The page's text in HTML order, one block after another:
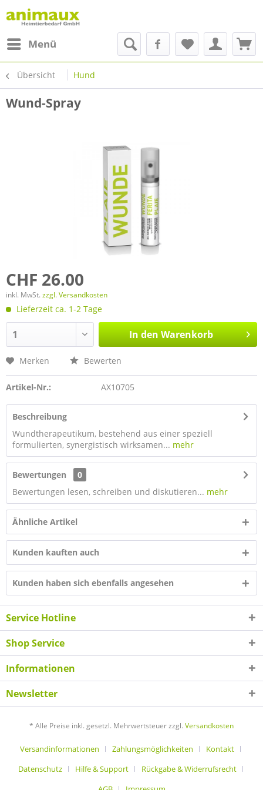
Menü
Übersicht Hund
Wund-Spray
CHF 26.00
inkl. MwSt. zzgl. Versandkosten
Lieferzeit ca. 1-2 Tage
In den Warenkorb
Merken Bewerten
Artikel-Nr.: AX10705
Beschreibung
Wundtherapeutikum, bestehend aus einer speziell
formulierten, synergistisch wirksamen... mehr
Bewertungen
0
Bewertungen lesen, schreiben und diskutieren... mehr
Ähnliche Artikel
Kunden kauften auch
Kunden haben sich ebenfalls angesehen
Service Hotline
Shop Service
Informationen
Newsletter
* Alle Preise inkl. gesetzl. Mehrwertsteuer zzgl. Versandkosten
Versandinformationen Zahlungsmöglichkeiten
Kontakt
Datenschutz
Hilfe & Support
Rückgabe & Widerrufsrecht